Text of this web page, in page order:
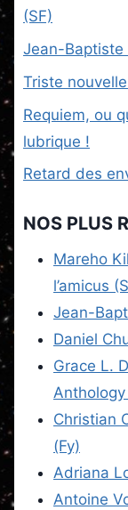
(SF)
Jean-Baptiste
Triste
Requiem, ou
lubrique !
Retard des
NOS PLUS
Mareho
l’amicus
Jean-
Daniel
Grace L.
Christian
(Fy)
Adriana
Antoine